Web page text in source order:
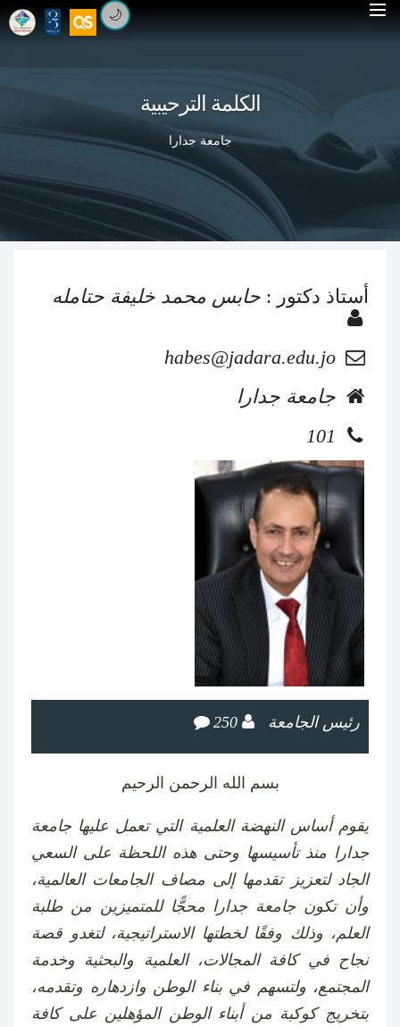
🌙
الكلمة الترحيبية
جامعة جدارا
أستاذ دكتور : حابس محمد خليفة حتامله
habes@jadara.edu.jo
101
رئيس الجامعة 250
بسم الله الرحمن الرحيم
يقوم أساس النهضة العلمية التي تعمل عليها جامعة
جدارا منذ تأسيسها وحتى هذه اللحظة على السعي
الجاد لتعزيز تقدمها إلى مصاف الجامعات العالمية،
وأن تكون جامعة جدارا محجًّا للمتميزين من طلبة
العلم، وذلك وفقًا لخطتها الاستراتيجية، لتغدو قصة
نجاح في كافة المجالات، العلمية والبحثية وخدمة
المجتمع، ولتسهم في بناء الوطن وازدهاره وتقدمه،
بتخريج كوكبة من أبناء الوطن المؤهلين على كافة